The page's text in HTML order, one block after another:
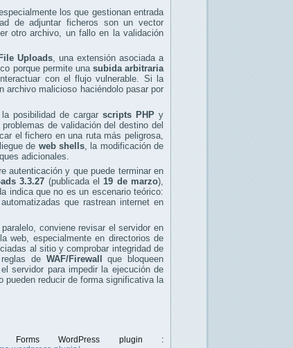
los que gestionan entrada
de adjuntar ficheros son un vector
otro archivo, un fallo en la validación
Uploads, una extensión asociada a
porque permite una subida arbitraria
con el flujo vulnerable. Si la
archivo malicioso haciéndolo pasar por
posibilidad de cargarscripts PHP y
de validación del destino del
el fichero en una ruta más peligrosa,
de web shells , la modificación de
adicionales.
autenticación y que puede terminar en
3.3.27 (publicada el19 de marzo),
indica que no es un escenario teórico:
que rastrean internet en
paralelo, conviene revisar el servidor en
web, especialmente en directorios de
al sitio y comprobar integridad de
de WAF/Firewall
que bloqueen
servidor para impedir la ejecución de
pueden reducir de forma significativa la
Forms WordPress plugin :